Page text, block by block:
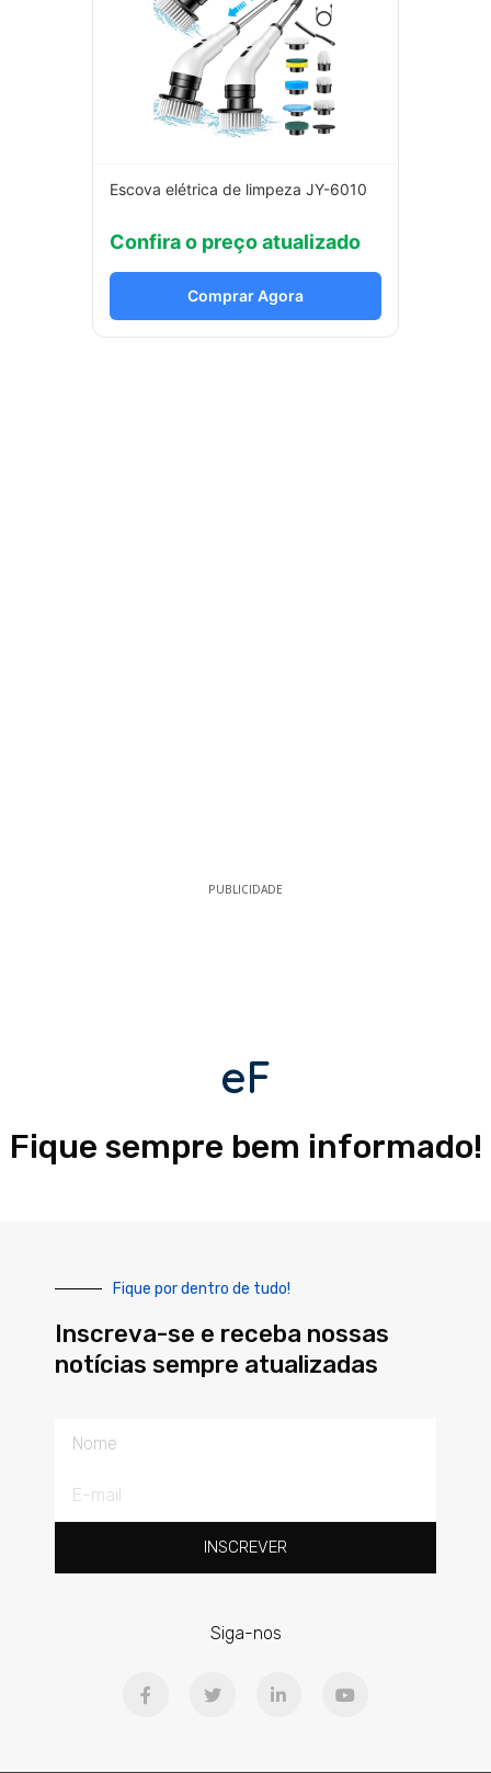
Escova elétrica de limpeza JY-6010
Confira o preço atualizado
Comprar Agora
PUBLICIDADE
eF
Fique sempre bem informado!
Fique por dentro de tudo!
Inscreva-se e receba nossas
notícias sempre atualizadas
INSCREVER
Siga-nos
a
o
w
e
i
d
o
b